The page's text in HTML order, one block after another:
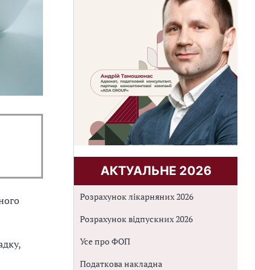
АКТУАЛЬНЕ 2026
Розрахунок лікарняних 2026
Розрахунок відпускних 2026
Усе про ФОП
Податкова накладна